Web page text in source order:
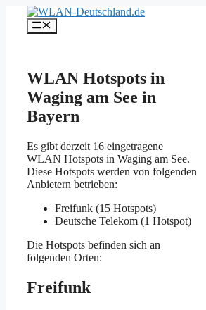
Inhalt
springen
Menü
WLAN Hotspots in
Waging am See in
Bayern
Es gibt derzeit 16 eingetragene
WLAN Hotspots in Waging am See.
Diese Hotspots werden von folgenden
Anbietern betrieben:
Freifunk (15 Hotspots)
Deutsche Telekom (1 Hotspot)
Die Hotspots befinden sich an
folgenden Orten:
Freifunk